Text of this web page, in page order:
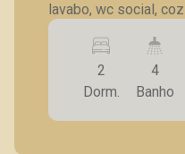
lavabo, wc social,
integrados c/ varanda
inverno, varanda em
balcão, wc, piscina
cascata, prainha, 4
2
Dorm.
4
Banho